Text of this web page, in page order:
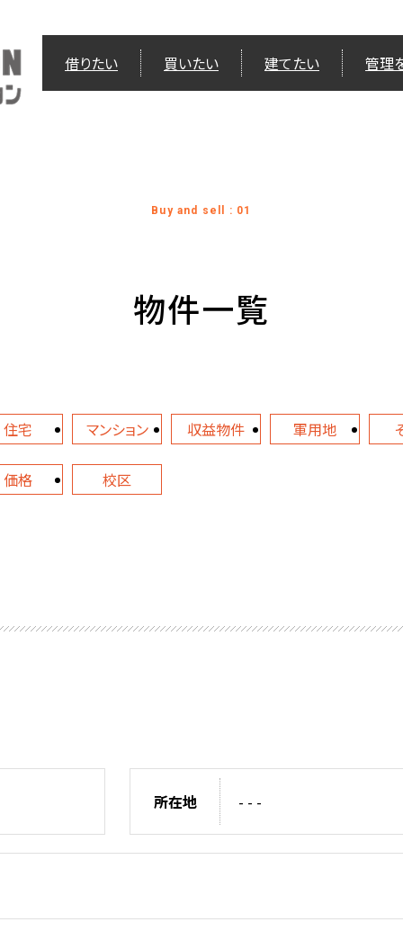
借りたい 買いたい 建てたい 管理
Buy and sell : 01
物件一覧
住宅 マンション 収益物件 軍用地
価格 校区
所在地 - - -